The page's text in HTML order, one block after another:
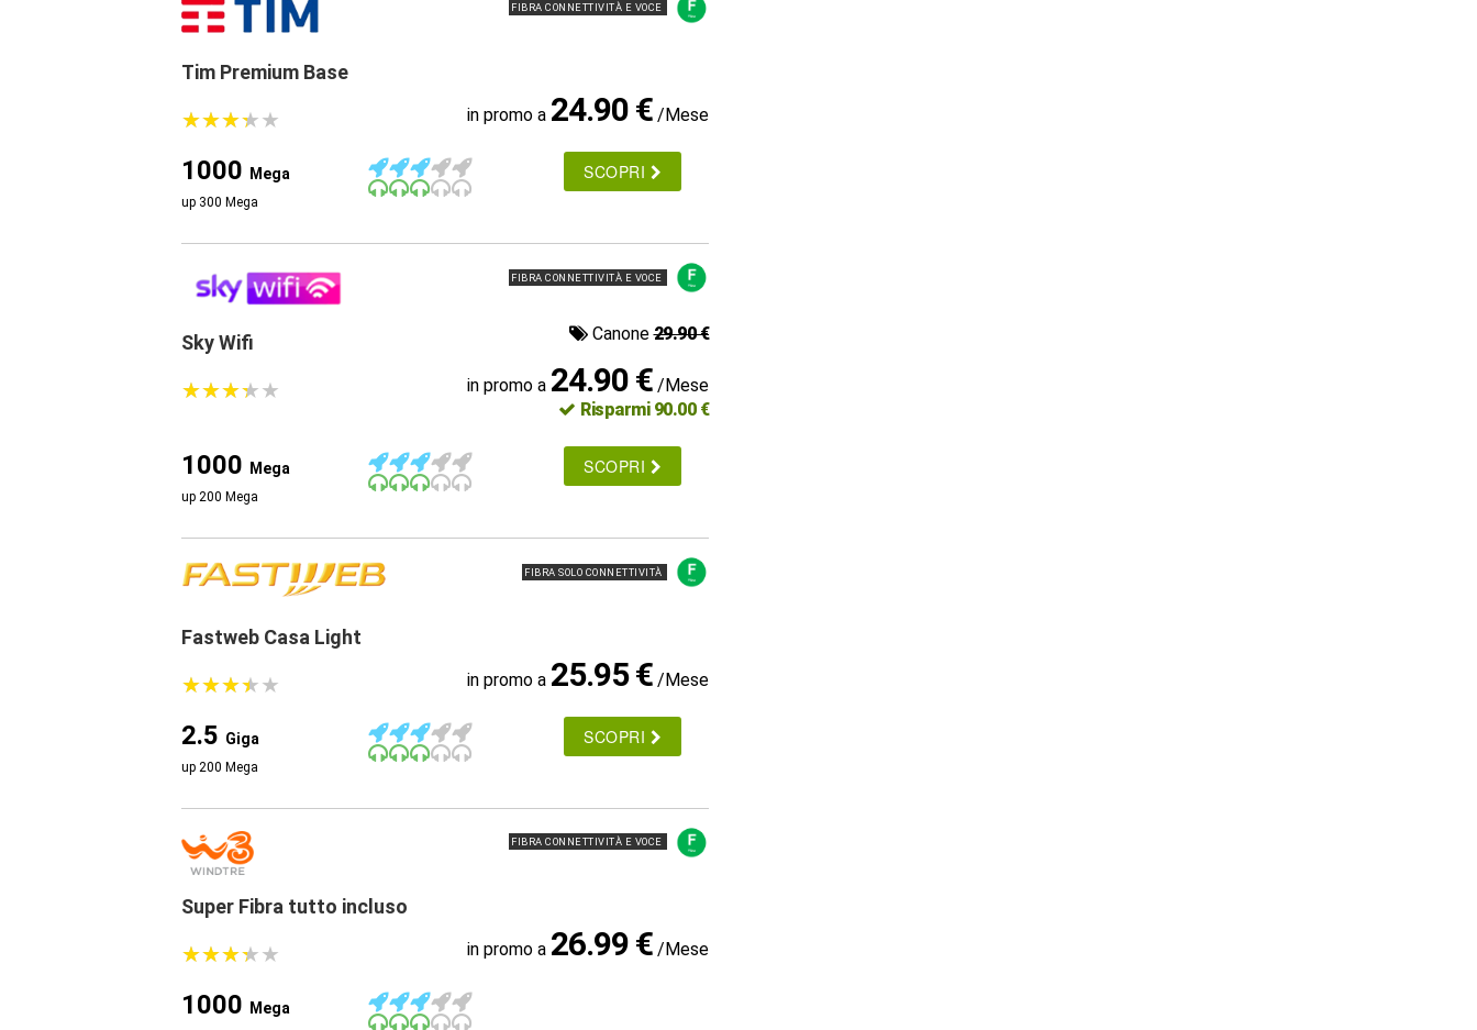
FIBRA CONNETTIVITÀ E VOCE
Tim Premium Base
★★★★★
★★★★★ in promo a 24.90 € /Mese
1000 Mega
up 300 Mega
SCOPRI
FIBRA CONNETTIVITÀ E VOCE
Sky Wifi Canone29.90 €
★★★★★
★★★★★ in promo a 24.90 € /Mese
Risparmi 90.00 €
1000 Mega
up 200 Mega
SCOPRI
FIBRA SOLO CONNETTIVITÀ
Fastweb Casa Light
★★★★★
★★★★★ in promo a 25.95 € /Mese
2.5 Giga
up 200 Mega
SCOPRI
FIBRA CONNETTIVITÀ E VOCE
Super Fibra tutto incluso
★★★★★
★★★★★ in promo a 26.99 € /Mese
1000 Mega